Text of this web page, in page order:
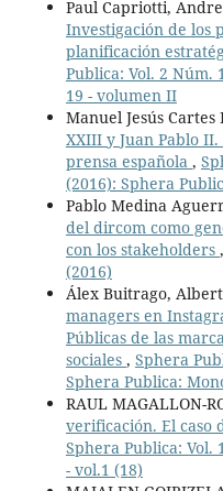
Paul Capriotti,
Investigación de los
planificación
Publica: Vol. 2 Núm.
19 - volumen II
Manuel Jesús Cartes
XXIII y Juan Pablo
prensa española ,
(2016): Sphera
Pablo Medina
del dircom como
con los stakeholders ,
(2016)
Álex Buitrago,
managers en
Públicas de las
sociales , Sphera
Sphera Publica:
RAUL MAGALLON-
verificación. El caso
Sphera Publica: Vol.
- vol.1 (18)